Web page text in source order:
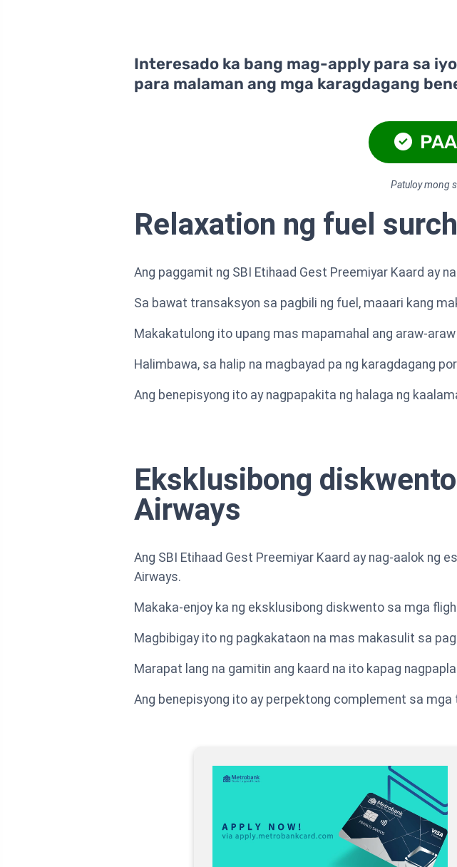
Interesado ka bang mag-apply para sa
para malaman ang mga karagdagang
Patuloy mong
Relaxation ng fuel
Ang paggamit ng SBI Etihaad Gest Preemiyar Kaard ay
Sa bawat transaksyon sa pagbili ng fuel, maaari kang
Makakatulong ito upang mas mapamahal ang araw-
Halimbawa, sa halip na magbayad pa ng karagdagang
Ang benepisyong ito ay nagpapakita ng halaga ng
Eksklusibong
Airways
Ang SBI Etihaad Gest Preemiyar Kaard ay nag-aalok ng
Airways.
Makaka-enjoy ka ng eksklusibong diskwento sa mga
Magbibigay ito ng pagkakataon na mas makasulit sa
Marapat lang na gamitin ang kaard na ito kapag
Ang benepisyong ito ay perpektong complement sa